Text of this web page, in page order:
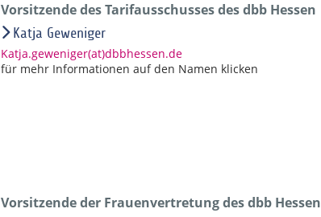
Vorsitzende des Tarifausschusses des dbb Hessen
Katja Geweniger
Katja.geweniger(at)dbbhessen.de
für mehr Informationen auf den Namen klicken
Vorsitzende der Frauenvertretung des dbb Hessen